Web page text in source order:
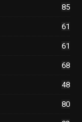
85
61
61
68
48
80